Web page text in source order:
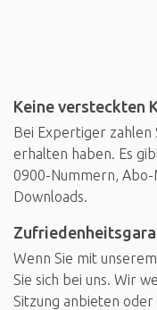
Keine versteckten
Bei Expertiger zahlen
erhalten haben. Es
0900-Nummern,
Downloads.
Wenn Sie mit
Sie sich bei uns. Wir
Sitzung anbieten